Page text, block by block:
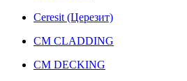
Ceresit (Церезит)
CM CLADDING
CM DECKING